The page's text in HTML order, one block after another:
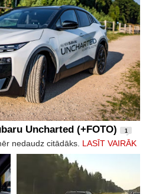
Uncharted (+FOTO) 1
nedaudz citādāks. LASĪT VAIRĀK